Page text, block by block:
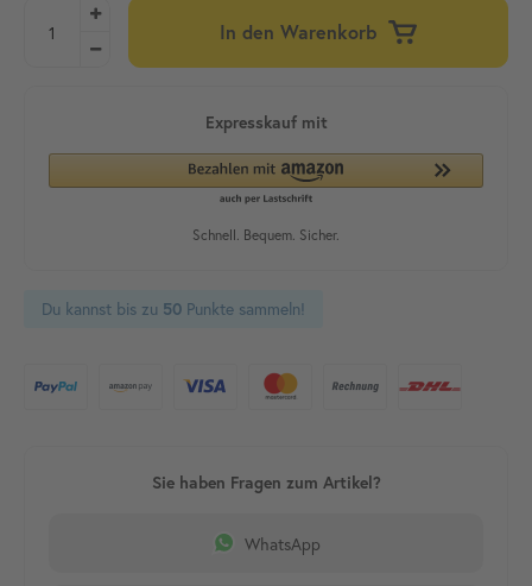
In den Warenkorb
Du kannst bis zu 50 Punkte sammeln!
WhatsApp